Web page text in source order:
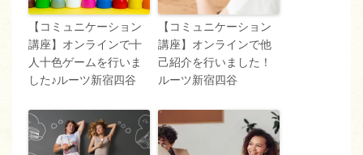
【コミュニケーション
講座】オンラインで十
人十色ゲームを行いま
した♪ルーツ新宿四谷
【コミュニケーション
講座】オンラインで他
己紹介を行いました！
ルーツ新宿四谷